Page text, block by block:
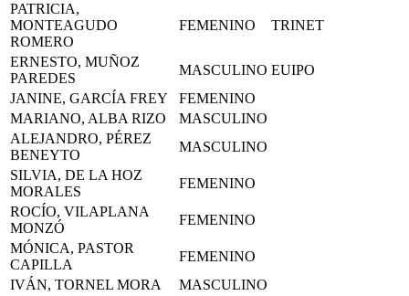
PATRICIA,
MONTEAGUDO
ROMERO
FEMENINO TRINET
ERNESTO, MUÑOZ
PAREDES
MASCULINO EUIPO
JANINE, GARCÍA FREY
FEMENINO
MARIANO, ALBA RIZO
MASCULINO
ALEJANDRO, PÉREZ
BENEYTO
MASCULINO
SILVIA, DE LA HOZ
MORALES
FEMENINO
ROCÍO, VILAPLANA
MONZÓ
FEMENINO
MÓNICA, PASTOR
CAPILLA
FEMENINO
IVÁN, TORNEL MORA
MASCULINO